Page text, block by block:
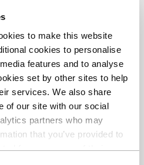
to make this website
cookies to personalise
features and to analyse
set by other sites to help
services. We also share
of our site with our social
partners who may
that you’ve provided to
from your use of their
Manager | Region: